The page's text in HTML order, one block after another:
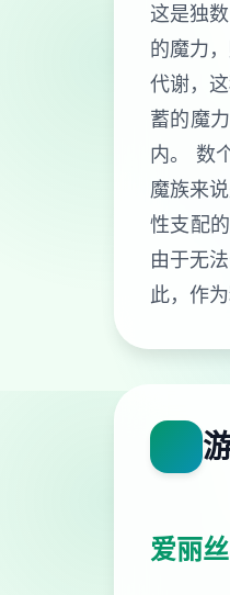
这是独
的魔力
代谢，
蓄的魔
内。 数
魔族来
性支配
由于无
此，作
爱丽